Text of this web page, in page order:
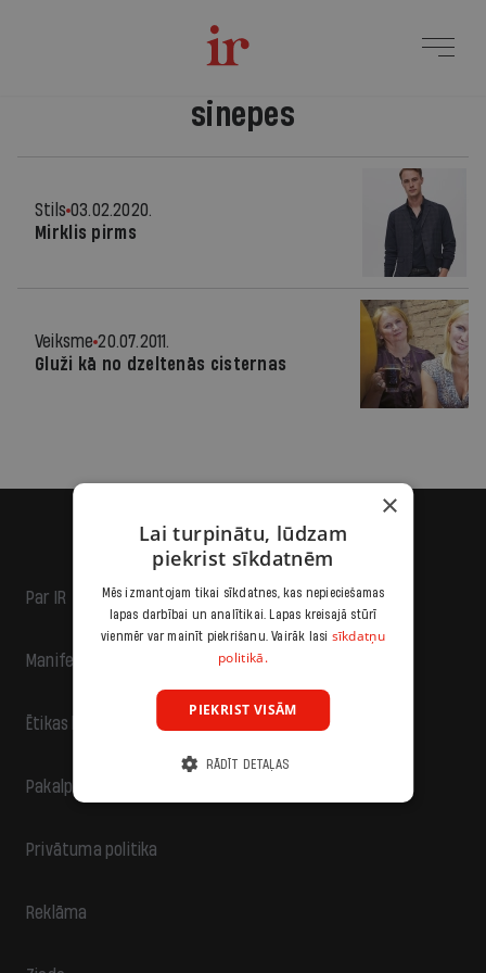
sinepes
Stils 03.02.2020.
Mirklis pirms
Veiksme 20.07.2011.
Gluži kā no dzeltenās cisternas
Par IR
Manifests
Ētikas kodekss
Pakalpojumu sniegšanas noteikumi
Privātuma politika
Reklāma
×
Lai turpinātu, lūdzam
piekrist sīkdatnēm
Mēs izmantojam tikai sīkdatnes, kas nepieciešamas
lapas darbībai un analītikai. Lapas kreisajā stūrī
vienmēr var mainīt piekrišanu. Vairāk lasi sīkdatņu
politikā.
PIEKRIST VISĀM
RĀDĪT DETAĻAS